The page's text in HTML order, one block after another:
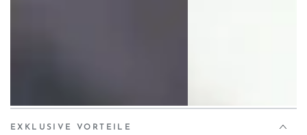
EXKLUSIVE VORTEILE